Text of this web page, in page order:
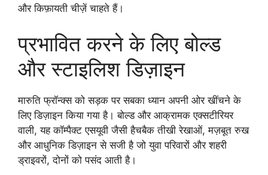
और किफ़ायती चीज़ें चाहते हैं।
प्रभावित करने के लिए बोल्ड
और स्टाइलिश डिज़ाइन
मारुति फ्रॉन्क्स को सड़क पर सबका ध्यान अपनी ओर खींचने के
लिए डिज़ाइन किया गया है। बोल्ड और आक्रामक एक्सटीरियर
वाली, यह कॉम्पैक्ट एसयूवी जैसी हैचबैक तीखी रेखाओं, मज़बूत रुख
और आधुनिक डिज़ाइन से सजी है जो युवा परिवारों और शहरी
ड्राइवरों, दोनों को पसंद आती है।